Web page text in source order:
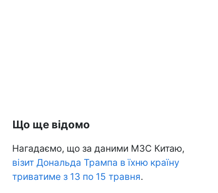
Що ще відомо
Нагадаємо, що за даними МЗС Китаю,
візит Дональда Трампа в їхню країну
триватиме з 13 по 15 травня.